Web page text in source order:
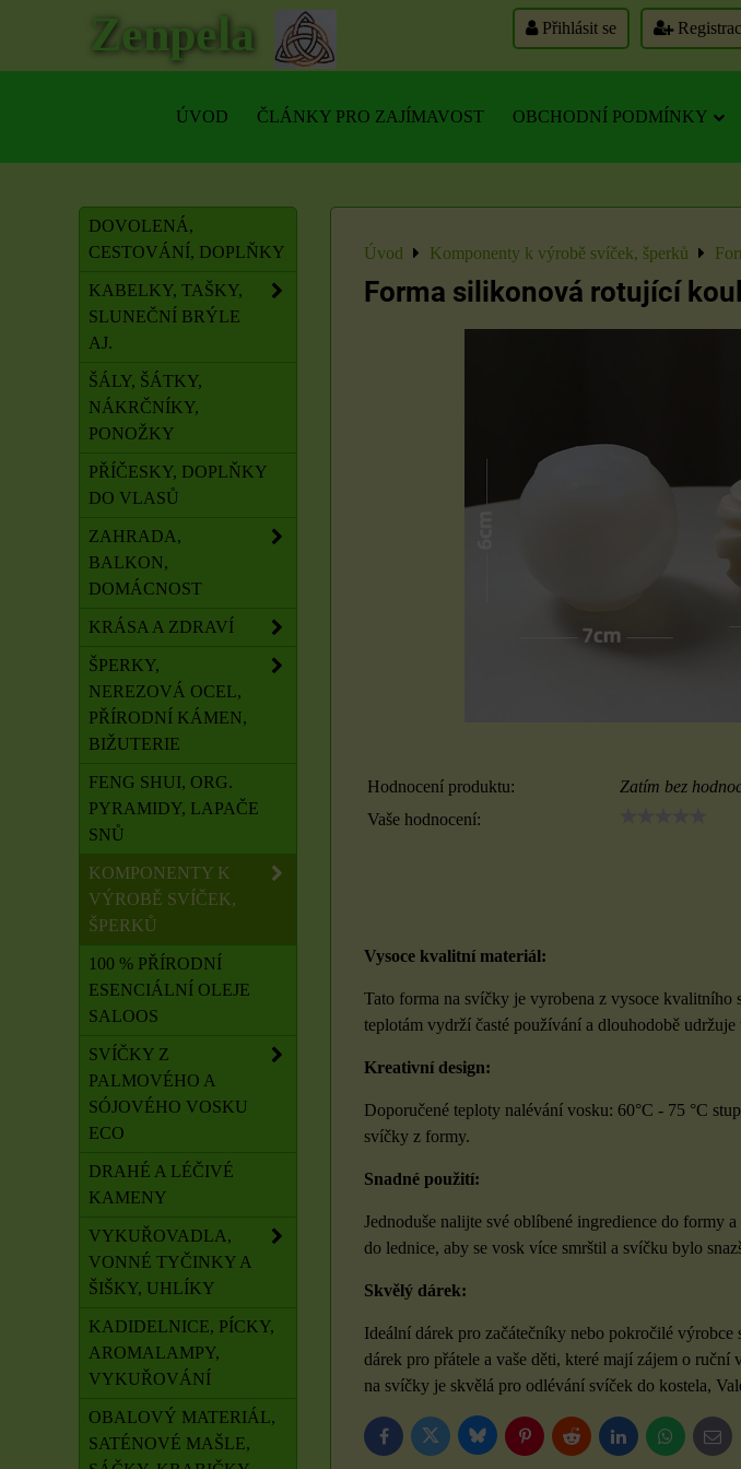
Zenpela Přihlásit se
ÚVOD ČLÁNKY PRO ZAJÍMAVOST OBCHODNÍ PODMÍNKY
Úvod Komponenty k výrobě svíček, šperků
Forma silikonová rotující
Hodnocení produktu:
Zatím bez
Vaše hodnocení:
Vysoce kvalitní materiál:
Tato forma na svíčky je vyrobena z vysoce
teplotám vydrží časté používání a dlouhodobě udržuje
Kreativní design:
Doporučené teploty nalévání vosku: 60°C - 75 °C
svíčky z formy.
Snadné použití:
Jednoduše nalijte své oblíbené ingredience do formy
do lednice, aby se vosk více smrštil a svíčku bylo
Skvělý dárek:
Ideální dárek pro začátečníky nebo pokročilé
dárek pro přátele a vaše děti, které mají zájem o
na svíčky je skvělá pro odlévání svíček do kostela,
FacebookTwitter BlueskyPinterestReddit LinkedInWhatsApp
E-
mail
DOVOLENÁ,
CESTOVÁNÍ, DOPLŇKY
KABELKY, TAŠKY,
SLUNEČNÍ BRÝLE
AJ.
ŠÁLY, ŠÁTKY,
NÁKRČNÍKY,
PONOŽKY
PŘÍČESKY, DOPLŇKY
DO VLASŮ
ZAHRADA,
BALKON,
DOMÁCNOST
KRÁSA A ZDRAVÍ
ŠPERKY,
NEREZOVÁ OCEL,
PŘÍRODNÍ KÁMEN,
BIŽUTERIE
FENG SHUI, ORG.
PYRAMIDY, LAPAČE
SNŮ
KOMPONENTY K
VÝROBĚ SVÍČEK,
ŠPERKŮ
100 % PŘÍRODNÍ
ESENCIÁLNÍ OLEJE
SALOOS
SVÍČKY Z
PALMOVÉHO A
SÓJOVÉHO VOSKU
ECO
DRAHÉ A LÉČIVÉ
KAMENY
VYKUŘOVADLA,
VONNÉ TYČINKY A
ŠIŠKY, UHLÍKY
KADIDELNICE, PÍCKY,
AROMALAMPY,
VYKUŘOVÁNÍ
OBALOVÝ MATERIÁL,
SATÉNOVÉ MAŠLE,